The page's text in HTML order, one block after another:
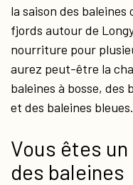
la saison des
fjords autour de
nourriture pour
aurez peut-être la
baleines à bosse, des
et des baleines bleues.
Vous êtes
des baleines